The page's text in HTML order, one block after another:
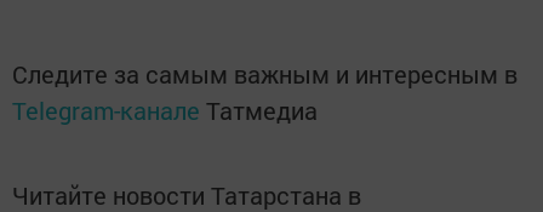
Следите за самым важным и интересным в
Telegram-канале Татмедиа
Читайте новости Татарстана в